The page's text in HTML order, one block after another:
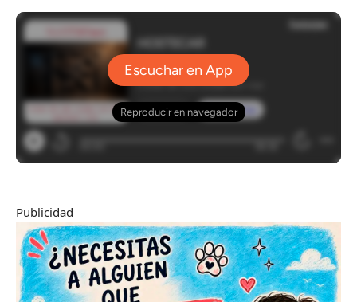
Publicidad